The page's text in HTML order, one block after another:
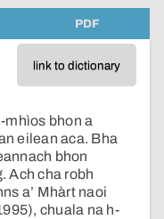
PDF
link to dictionary
mhìos bhon a
eilean aca. Bha
bhon
Ach cha robh
a’ Mhàrt naoi
chuala na h-